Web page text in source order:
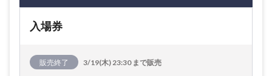
入場券
販売終了 3/19(木) 23:30 まで販売